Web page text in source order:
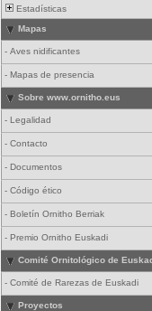
Estadísticas
Mapas
- Aves nidificantes
- Mapas de presencia
Sobre www.ornitho.eus
- Legalidad
- Contacto
- Documentos
- Código ético
- Boletín Ornitho Berriak
- Premio Ornitho Euskadi
Comité Ornitológico de
- Comité de Rarezas de Euskadi
Proyectos